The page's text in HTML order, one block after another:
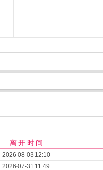
离 开 时 间
2026-08-03 12:10
2026-07-31 11:49